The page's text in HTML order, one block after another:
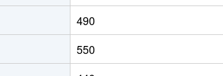
490
550